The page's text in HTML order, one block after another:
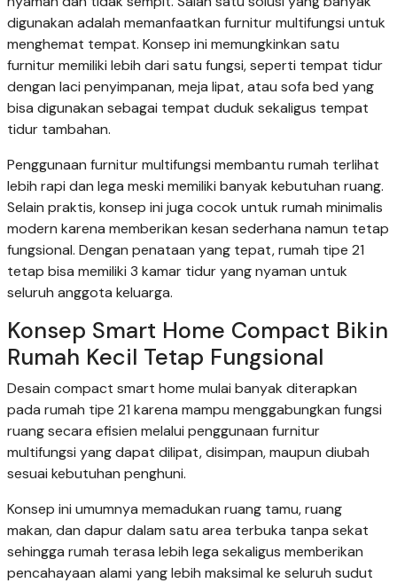
digunakan adalah memanfaatkan furnitur multifungsi untuk
menghemat tempat. Konsep ini memungkinkan satu
furnitur memiliki lebih dari satu fungsi, seperti tempat tidur
dengan laci penyimpanan, meja lipat, atau sofa bed yang
bisa digunakan sebagai tempat duduk sekaligus tempat
tidur tambahan.
Penggunaan furnitur multifungsi membantu rumah terlihat
lebih rapi dan lega meski memiliki banyak kebutuhan ruang.
Selain praktis, konsep ini juga cocok untuk rumah minimalis
modern karena memberikan kesan sederhana namun tetap
fungsional. Dengan penataan yang tepat, rumah tipe 21
tetap bisa memiliki 3 kamar tidur yang nyaman untuk
seluruh anggota keluarga.
Konsep Smart Home Compact Bikin
Rumah Kecil Tetap Fungsional
Desain compact smart home mulai banyak diterapkan
pada rumah tipe 21 karena mampu menggabungkan fungsi
ruang secara efisien melalui penggunaan furnitur
multifungsi yang dapat dilipat, disimpan, maupun diubah
sesuai kebutuhan penghuni.
Konsep ini umumnya memadukan ruang tamu, ruang
makan, dan dapur dalam satu area terbuka tanpa sekat
sehingga rumah terasa lebih lega sekaligus memberikan
pencahayaan alami yang lebih maksimal ke seluruh sudut